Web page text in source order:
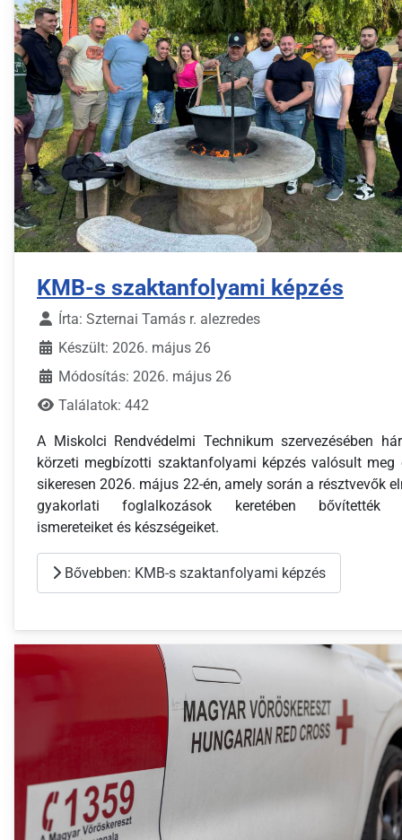
KMB-s szaktanfolyami képzés
Írta: Szternai Tamás r. alezredes
Készült: 2026. május 26
Módosítás: 2026. május 26
Találatok: 442
A Miskolci Rendvédelmi Technikum szervezésében
körzeti megbízotti szaktanfolyami képzés valósult meg
sikeresen 2026. május 22-én, amely során a résztvevők
gyakorlati foglalkozások keretében bővítették
ismereteiket és készségeiket.
Bővebben: KMB-s szaktanfolyami képzés